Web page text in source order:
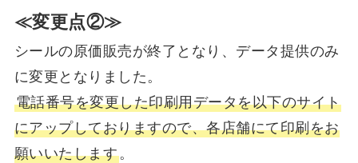
≪変更点②≫
シールの原価販売が終了となり、データ提供のみ
に変更となりました。
電話番号を変更した印刷用データを以下のサイト
にアップしておりますので、各店舗にて印刷をお
願いいたします。